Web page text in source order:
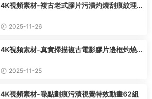
4K視頻素材-複古老式膠片污漬灼燒刮痕紋理
2025-11-26
4K視頻素材-真實掃描複古電影膠片邊框灼燒
2025-11-25
4K視頻素材-噪點劃痕污漬視覺特效動畫62組